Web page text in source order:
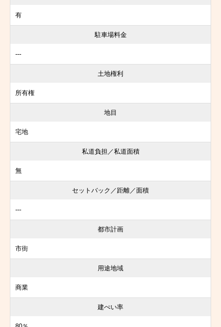
有
駐車場料金
---
土地権利
所有権
地目
宅地
私道負担／私道面積
無
セットバック／距離／面積
---
都市計画
市街
用途地域
商業
建ぺい率